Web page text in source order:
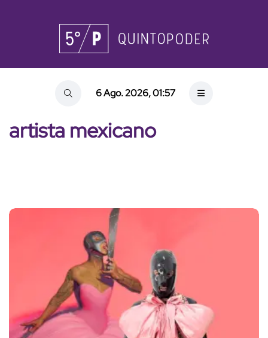
6 Ago. 2026, 01:57
artista mexicano